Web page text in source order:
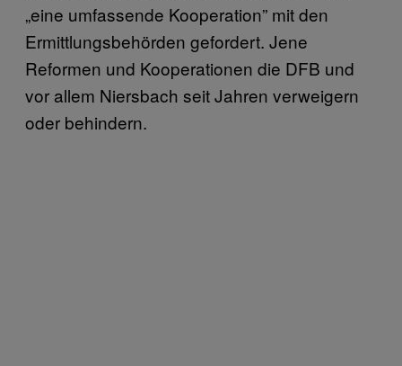
„eine umfassende Kooperation” mit den
Ermittlungsbehörden gefordert. Jene
Reformen und Kooperationen die DFB und
vor allem Niersbach seit Jahren verweigern
oder behindern.